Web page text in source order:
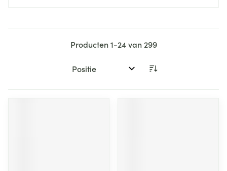
Producten1-24van 299
Sorteer op: